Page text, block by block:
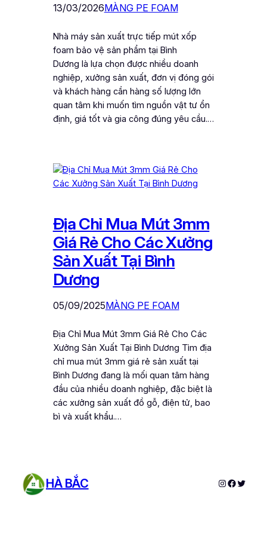
13/03/2026MÀNG PE FOAM
Nhà máy sản xuất trực tiếp mút xốp
foam bảo vệ sản phẩm tại Bình
Dương là lựa chọn được nhiều doanh
nghiệp, xưởng sản xuất, đơn vị đóng gói
và khách hàng cần hàng số lượng lớn
quan tâm khi muốn tìm nguồn vật tư ổn
định, giá tốt và gia công đúng yêu cầu.…
Địa Chỉ Mua Mút 3mm
Giá Rẻ Cho Các Xưởng
Sản Xuất Tại Bình
Dương
05/09/2025MÀNG PE FOAM
Địa Chỉ Mua Mút 3mm Giá Rẻ Cho Các
Xưởng Sản Xuất Tại Bình Dương Tìm địa
chỉ mua mút 3mm giá rẻ sản xuất tại
Bình Dương đang là mối quan tâm hàng
đầu của nhiều doanh nghiệp, đặc biệt là
các xưởng sản xuất đồ gỗ, điện tử, bao
bì và xuất khẩu.…
HÀ BẮC Instagram
Twitter